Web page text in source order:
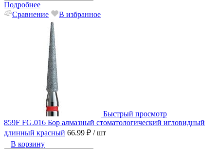
Подробнее
Сравнение
В избранное
Быстрый просмотр
859F FG.016 Бор алмазный стоматологический игловидный
длинный красный 66.99 ₽ / шт
В корзину